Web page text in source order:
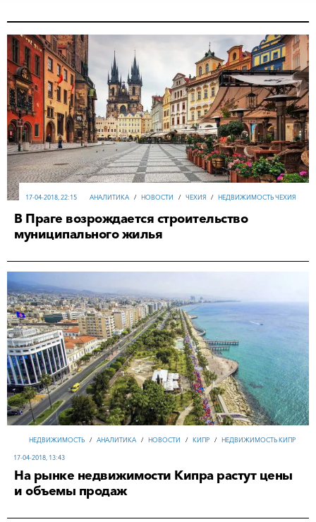
АНАЛИТИКА / НОВОСТИ / ЧЕХИЯ / НЕДВИЖИМОСТЬ ЧЕХИЯ
17-04-2018, 22:15
В Праге возрождается строительство
муниципального жилья
НЕДВИЖИМОСТЬ / АНАЛИТИКА / НОВОСТИ / КИПР / НЕДВИЖИМОСТЬ КИПР
17-04-2018, 13:43
На рынке недвижимости Кипра растут цены
и объемы продаж